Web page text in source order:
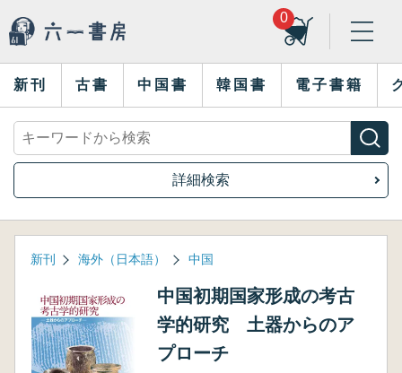
0
新刊 古書 中国書 韓国書 電子書籍
詳細検索
新刊 海外（日本語） 中国
中国初期国家形成の考古
学的研究 土器からのア
プローチ